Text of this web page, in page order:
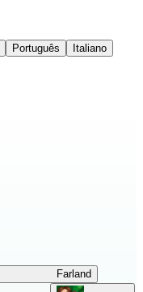
Português
Italiano
Farland